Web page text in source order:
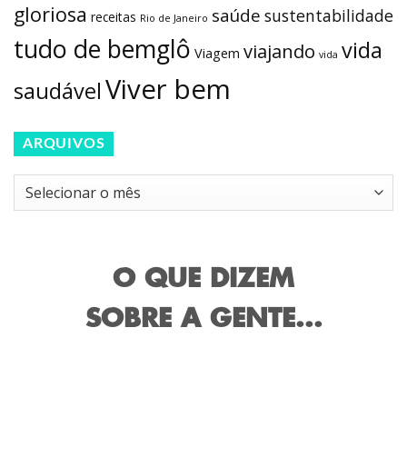
gloriosa receitas Rio de Janeiro saúde sustentabilidade
tudo de bemglô Viagem viajando vida vida
saudávelViver bem
ARQUIVOS
Arquivos
O QUE DIZEM
SOBRE A GENTE...